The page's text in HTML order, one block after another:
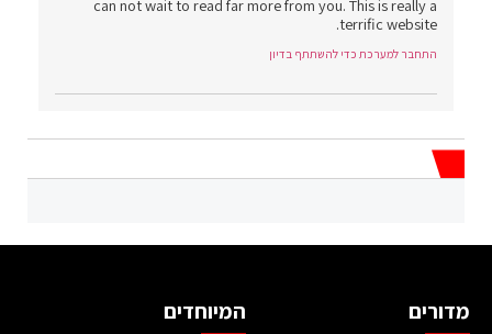
can not wait to read far more from you. This is really a
terrific website.
התחבר למערכת כדי להשתתף בדיון
מדורים המיוחדים